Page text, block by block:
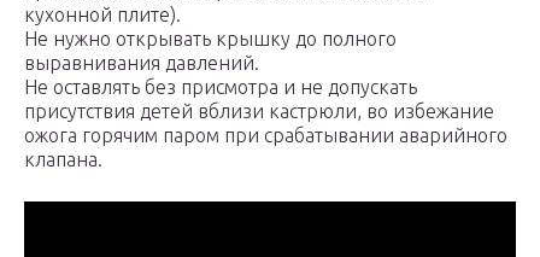
кухонной плите).
Не нужно открывать крышку до полного
выравнивания давлений.
Не оставлять без присмотра и не допускать
присутствия детей вблизи кастрюли, во избежание
ожога горячим паром при срабатывании аварийного
клапана.